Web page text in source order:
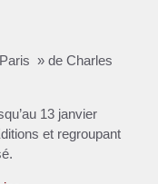
» de Charles
13 janvier
et regroupant